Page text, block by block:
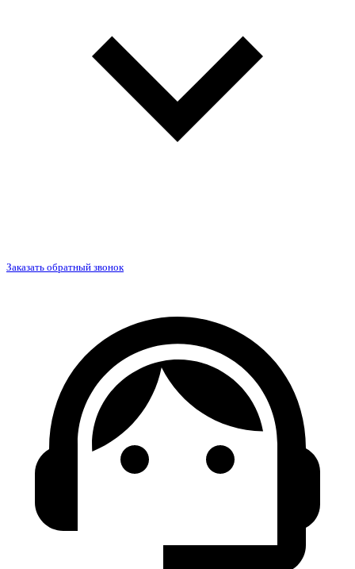
Заказать обратный звонок